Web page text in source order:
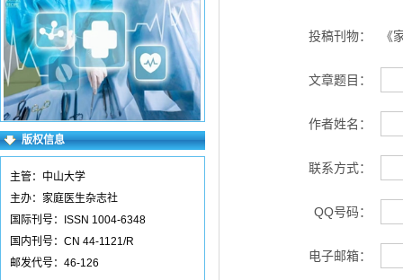
版权信息
主管：中山大学
主办：家庭医生杂志社
国际刊号：ISSN 1004-6348
国内刊号：CN 44-1121/R
邮发代号：46-126
投稿刊物： 《
文章题目：
作者姓名：
联系方式：
QQ号码：
电子邮箱：